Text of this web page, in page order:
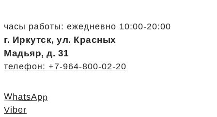
часы работы: ежедневно 10:00-20:00
г. Иркутск, ул. Красных
Мадьяр, д. 31
телефон: +7-964-800-02-20
WhatsApp
Viber